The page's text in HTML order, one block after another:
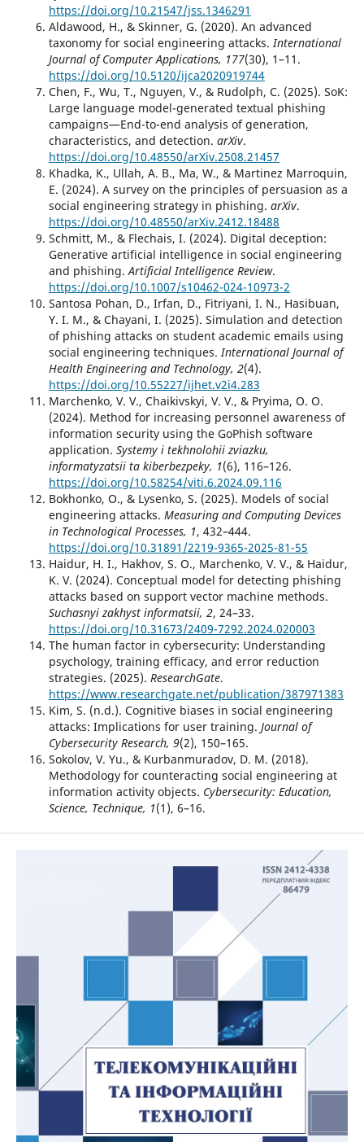
https://doi.org/10.21547/jss.1346291
Aldawood, H., & Skinner, G. (2020). An advanced
taxonomy for social engineering attacks.International
Journal of Computer Applications, 177(30), 1–11.
https://doi.org/10.5120/ijca2020919744
Chen, F., Wu, T., Nguyen, V., & Rudolph, C. (2025). SoK:
Large language model-generated textual phishing
campaigns—End-to-end analysis of generation,
characteristics, and detection. arXiv.
https://doi.org/10.48550/arXiv.2508.21457
Khadka, K., Ullah, A. B., Ma, W., & Martinez Marroquin,
E. (2024). A survey on the principles of persuasion as a
social engineering strategy in phishing. arXiv.
https://doi.org/10.48550/arXiv.2412.18488
Schmitt, M., & Flechais, I. (2024). Digital deception:
Generative artificial intelligence in social engineering
and phishing.Artificial Intelligence Review.
https://doi.org/10.1007/s10462-024-10973-2
Santosa Pohan, D., Irfan, D., Fitriyani, I. N., Hasibuan,
Y. I. M., & Chayani, I. (2025). Simulation and detection
of phishing attacks on student academic emails using
social engineering techniques.International Journal of
Health Engineering and Technology, 2(4).
https://doi.org/10.55227/ijhet.v2i4.283
Marchenko, V. V., Chaikivskyi, V. V., & Pryima, O. O.
(2024). Method for increasing personnel awareness of
information security using the GoPhish software
application. Systemy i tekhnolohii zviazku,
informatyzatsii ta kiberbezpeky, 1(6), 116–126.
https://doi.org/10.58254/viti.6.2024.09.116
Bokhonko, O., & Lysenko, S. (2025). Models of social
engineering attacks. Measuring and Computing Devices
in Technological Processes, 1, 432–444.
https://doi.org/10.31891/2219-9365-2025-81-55
Haidur, H. I., Hakhov, S. O., Marchenko, V. V., & Haidur,
K. V. (2024). Conceptual model for detecting phishing
attacks based on support vector machine methods.
Suchasnyi zakhyst informatsii, 2, 24–33.
https://doi.org/10.31673/2409-7292.2024.020003
The human factor in cybersecurity: Understanding
psychology, training efficacy, and error reduction
strategies. (2025). ResearchGate.
https://www.researchgate.net/publication/387971383
Kim, S. (n.d.). Cognitive biases in social engineering
attacks: Implications for user training. Journal of
Cybersecurity Research, 9(2), 150–165.
Sokolov, V. Yu., & Kurbanmuradov, D. M. (2018).
Methodology for counteracting social engineering at
information activity objects. Cybersecurity: Education,
Science, Technique, 1(1), 6–16.